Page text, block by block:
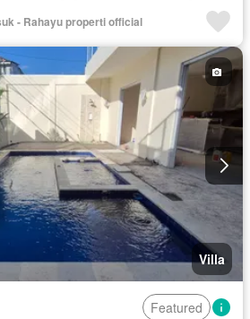
- Rahayu properti official
Villa
Featured